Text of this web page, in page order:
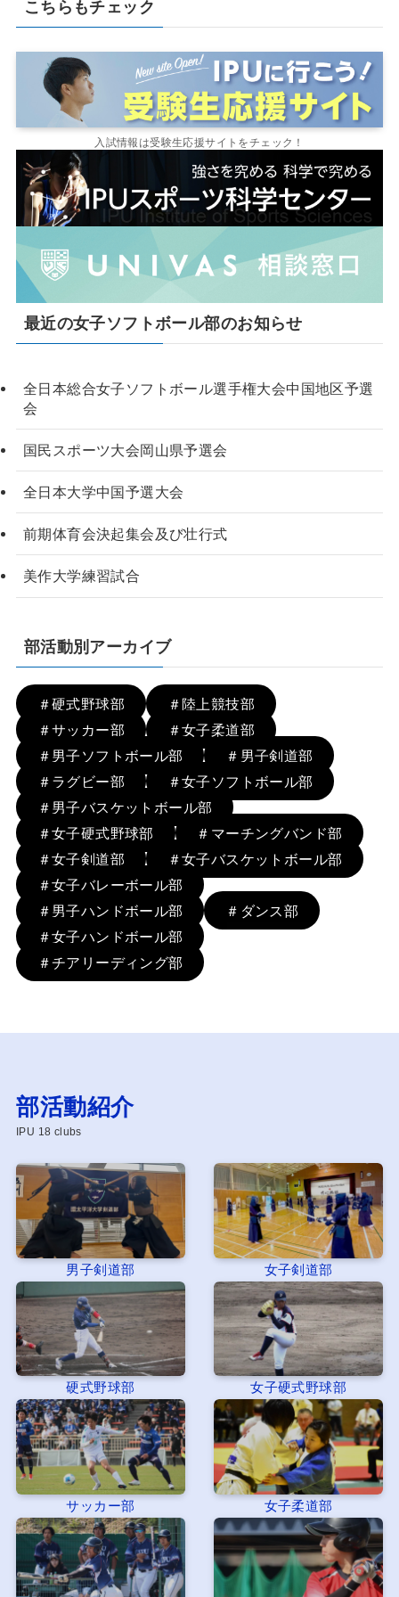
こちらもチェック
入試情報は受験生応援サイトをチェック！
最近の女子ソフトボール部のお知らせ
全日本総合女子ソフトボール選手権大会中国地区予選
会
国民スポーツ大会岡山県予選会
全日本大学中国予選大会
前期体育会決起集会及び壮行式
美作大学練習試合
部活動別アーカイブ
＃硬式野球部
＃陸上競技部
＃サッカー部
＃女子柔道部
＃男子ソフトボール部
＃男子剣道部
＃ラグビー部
＃女子ソフトボール部
＃男子バスケットボール部
＃女子硬式野球部
＃マーチングバンド部
＃女子剣道部
＃女子バスケットボール部
＃女子バレーボール部
＃男子ハンドボール部
＃ダンス部
＃女子ハンドボール部
＃チアリーディング部
部活動紹介
IPU 18 clubs
男子剣道部 女子剣道部
硬式野球部 女子硬式野球部
サッカー部 女子柔道部